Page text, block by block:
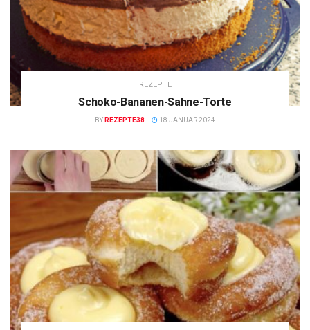
REZEPTE
Schoko-Bananen-Sahne-Torte
BY REZEPTE38 18 JANUAR 2024